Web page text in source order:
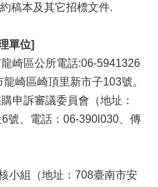
稿本及其它招標文件.
單位]
崎區公所電話:06-5941326
崎區崎頂里新市子103號。
申訴審議委員會（地址：
號、電話：06-390l030、傳
小組（地址：708臺南市安